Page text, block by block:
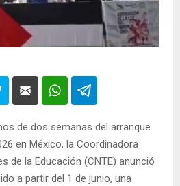
de dos semanas del arranque
en México, la Coordinadora
de la Educación (CNTE) anunció
a partir del 1 de junio, una